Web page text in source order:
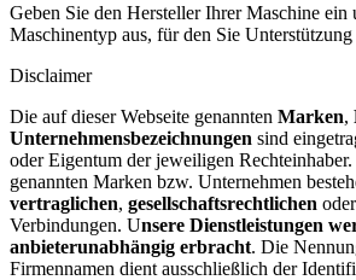
Geben Sie den Hersteller Ihrer Maschine ein
Maschinentyp aus, für den Sie
Disclaimer
Die auf dieser Webseite genannten Marken,
Unternehmensbezeichnungen sind
oder Eigentum der jeweiligen
genannten Marken bzw. Unternehmen
vertraglichen, gesellschaftsrechtlichen
Verbindungen. Unsere Dienstleistungen
anbieterunabhängig erbracht. Die
Firmennamen dient ausschließlich der